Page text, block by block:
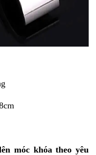
cm
móc khóa theo yêu